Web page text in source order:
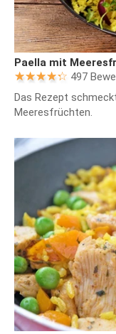
Paella mit
497
Das Rezept
Meeresfrüchten.